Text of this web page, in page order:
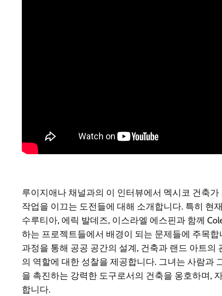
루이지애나 채널과의 이 인터뷰에서 멕시코 건축
작업을 이끄는 도전들에 대해 소개합니다. 특히 현
수루티아, 에릭 발데즈, 이스라엘 에스핀과 함께
하는 프로젝트들에서 배경이 되는 문제들에 주목
과정을 통해 공공 공간의 설계, 건축과 랜드 아트의
의 역할에 대한 성찰을 제공합니다. 그녀는 사람과
을 촉진하는 강력한 도구로서의 건축을 옹호하며,
합니다.